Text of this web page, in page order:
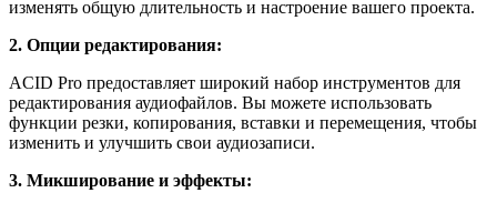
изменять общую длительность и настроение вашего проекта.
2. Опции редактирования:
ACID Pro предоставляет широкий набор инструментов для
редактирования аудиофайлов. Вы можете использовать
функции резки, копирования, вставки и перемещения, чтобы
изменить и улучшить свои аудиозаписи.
3. Микширование и эффекты: